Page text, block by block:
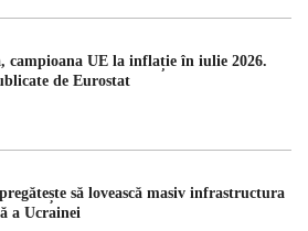
campioana UE la inflație în iulie 2026.
de Eurostat
să lovească masiv infrastructura
a Ucrainei